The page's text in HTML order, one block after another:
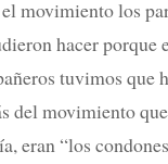
movimiento los
hacer porque
tuvimos que
del movimiento
eran “los